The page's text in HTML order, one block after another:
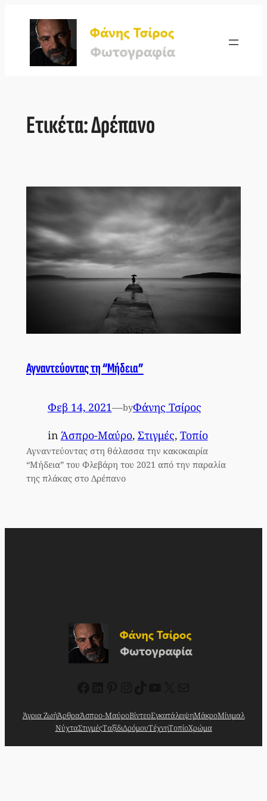
περιεχόμενο
Ετικέτα:Δρέπανο
Αγναντεύοντας τη “Μήδεια”
Φεβ 14, 2021—byΦάνης Τσίρος
in Άσπρο-Μαύρο, Στιγμές, Τοπίο
Αγναντεύοντας στη θάλασσα την κακοκαιρία
“Μήδεια” του Φλεβάρη του 2021 από την παραλία
της πλάκας στο Δρέπανο
Άγρια ΖωήΆρθραΆσπρο-ΜαύροΒίντεοΕγκατάλειψηΜάκροΜίνιμαλ
ΝύχταΣτιγμέςΤαξίδιΔρόμουΤέχνηΤοπίοΧρώμα